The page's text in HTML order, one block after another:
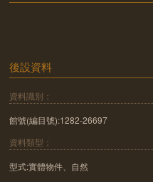
後設資料
資料識別：
館號(編目號):1282-26697
資料類型：
型式:實體物件、自然